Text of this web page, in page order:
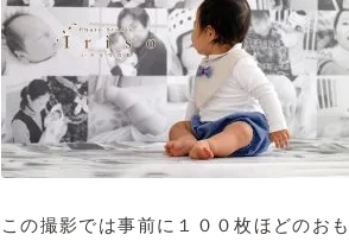
この撮影では事前に１００枚ほどのお